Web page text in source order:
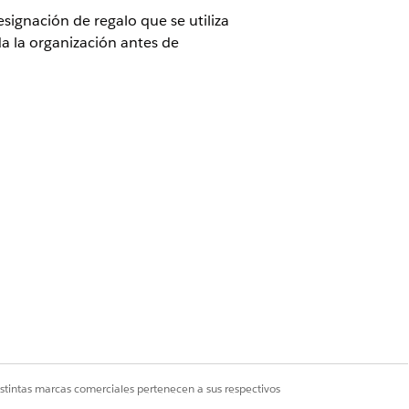
de regalo que se utiliza
la organización antes de
a Fundraising
terremotos .
marcas comerciales pertenecen a sus respectivos